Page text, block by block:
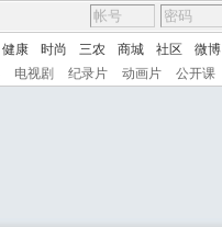
健康 时尚 三农 商城 社区 微博
电视剧 纪录片 动画片 公开课